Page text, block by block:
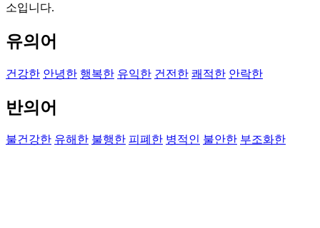
소입니다.
유의어
건강한 안녕한 행복한 유익한 건전한 쾌적한 안락한
반의어
불건강한 유해한 불행한 피폐한 병적인 불안한 부조화한